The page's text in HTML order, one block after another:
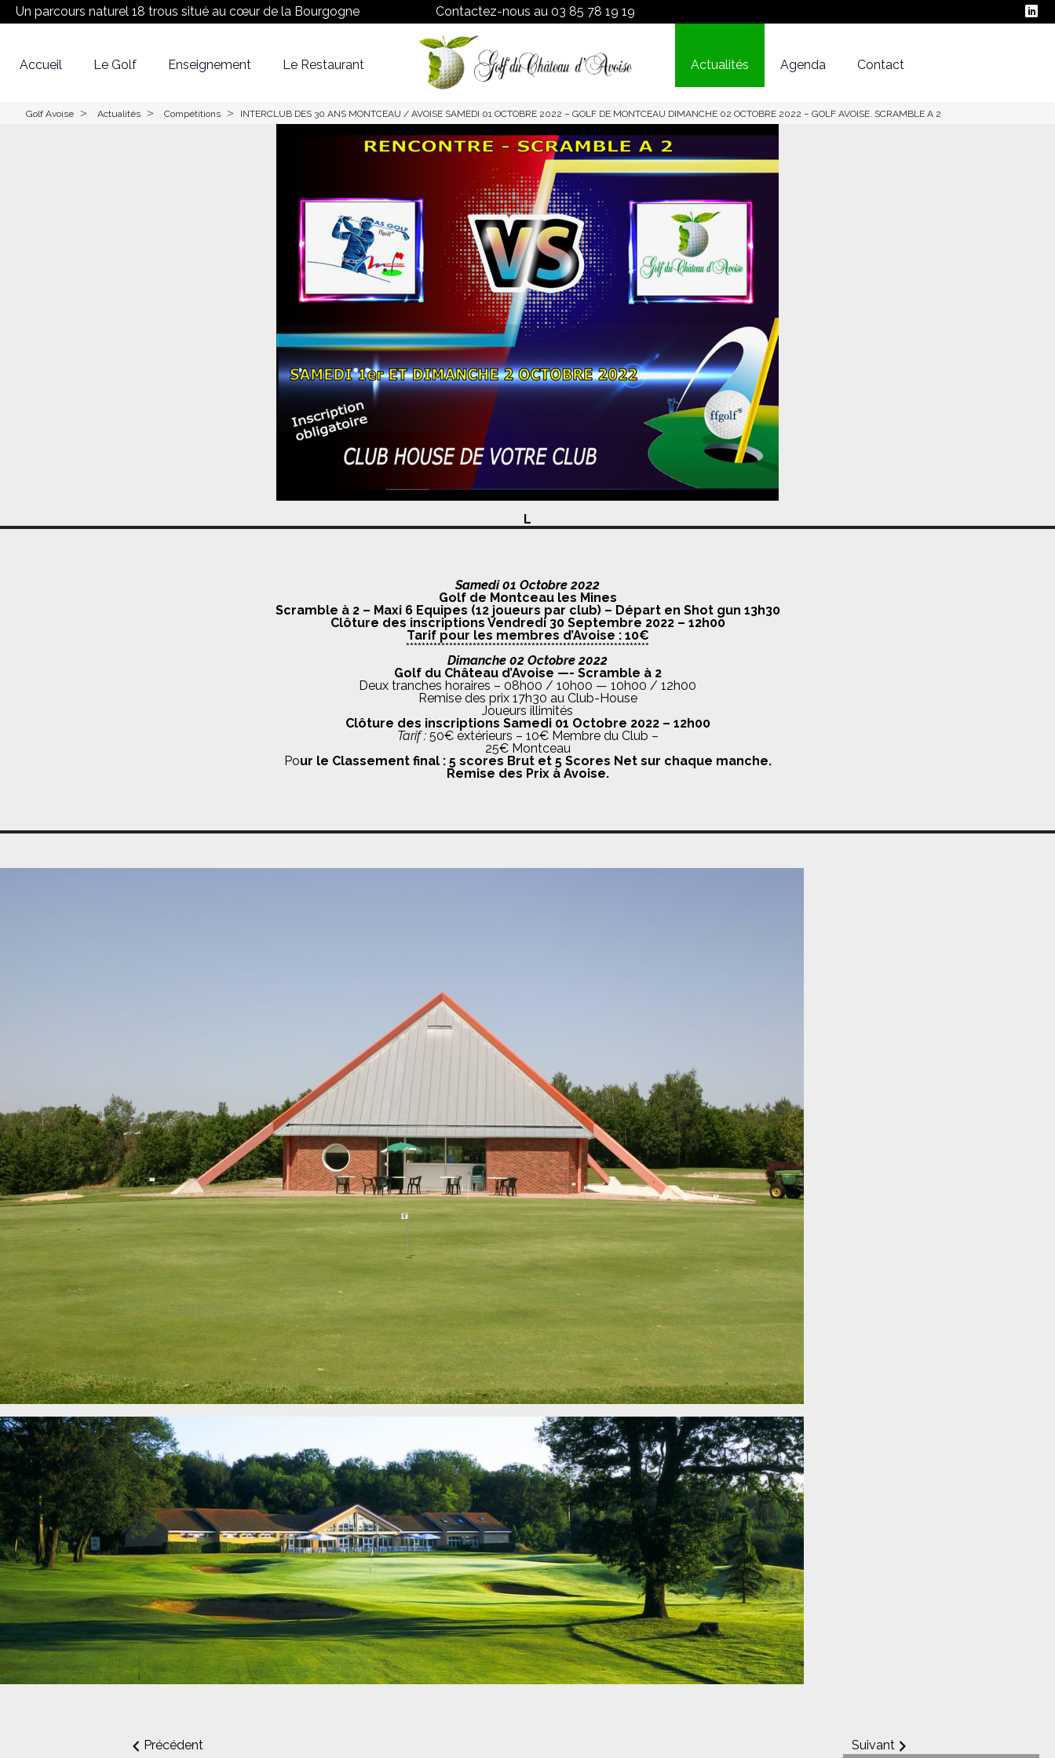
Un parcours naturel 18 trous situé au cœur de la Bourgogne Contactez-nous au 03 85 78 19 19
Accueil
Le Golf
Tarifs
Enseignement Le Restaurant Actualités Agenda Contact
Golf Avoise > Actualités > Compétitions > INTERCLUB DES 30 ANS MONTCEAU / AVOISE SAMEDI 01 OCTOBRE 2022 – GOLF DE MONTCEAU DIMANCHE 02 OCTOBRE 2022 – GOLF AVOISE. SCRAMBLE A 2
L
Samedi 01 Octobre 2022
Golf de Montceau les Mines
Scramble à 2 – Maxi 6 Equipes (12 joueurs par club) – Départ en Shot gun 13h30
Clôture des inscriptions Vendredi 30 Septembre 2022 – 12h00
Tarif pour les membres d’Avoise : 10€
**************************************************************
Dimanche 02 Octobre 2022
Golf du Château d’Avoise —- Scramble à 2
Deux tranches horaires – 08h00 / 10h00 — 10h00 / 12h00
Remise des prix 17h30 au Club-House
Joueurs illimités
Clôture des inscriptions Samedi 01 Octobre 2022 – 12h00
Tarif : 50€ extérieurs – 10€ Membre du Club –
25€ Montceau
Pour le Classement final : 5 scores Brut et 5 Scores Net sur chaque manche.
Remise des Prix à Avoise.
Précédent Suivant